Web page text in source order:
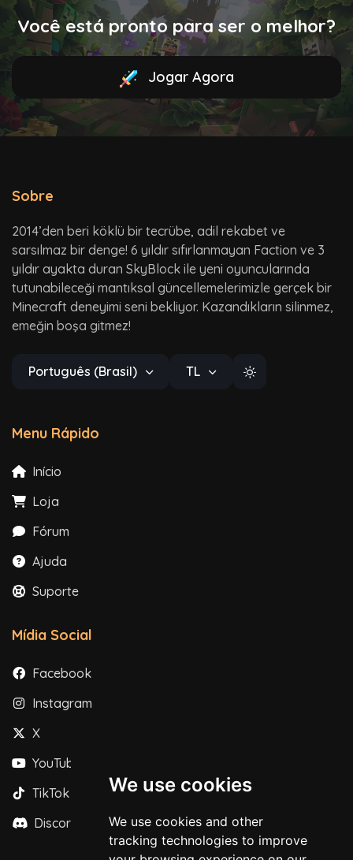
We use cookies
We use cookies and other
tracking technologies to improve
Você está pronto para ser o melhor?
Jogar Agora
Sobre
2014’den beri köklü bir tecrübe, adil rekabet ve
sarsılmaz bir denge! 6 yıldır sıfırlanmayan Faction ve 3
yıldır ayakta duran SkyBlock ile yeni oyuncularında
tutunabileceği mantıksal güncellemelerimizle gerçek bir
Minecraft deneyimi seni bekliyor. Kazandıkların silinmez,
emeğin boşa gitmez!
Português (Brasil) TL
Menu Rápido
Início
Loja
Fórum
Ajuda
Suporte
Mídia Social
Facebook
Instagram
X
YouTube
TikTok
Discord